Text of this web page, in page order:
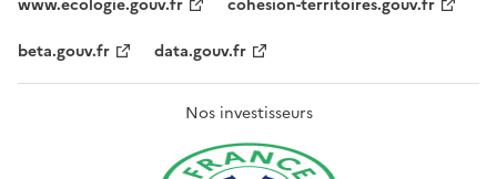
www.ecologie.gouv.fr
cohesion-territoires.gouv.fr
beta.gouv.fr
data.gouv.fr
Nos investisseurs